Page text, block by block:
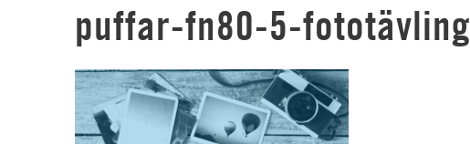
puffar-fn80-5-fototävling